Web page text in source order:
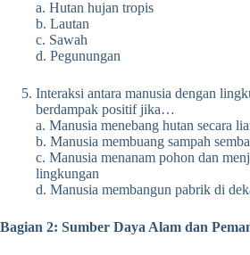
a. Hutan hujan tropis
b. Lautan
c. Sawah
d. Pegunungan
Interaksi antara manusia dengan
berdampak positif jika…
a. Manusia menebang hutan secara
b. Manusia membuang sampah
c. Manusia menanam pohon dan
lingkungan
d. Manusia membangun pabrik di
Bagian 2: Sumber Daya Alam dan